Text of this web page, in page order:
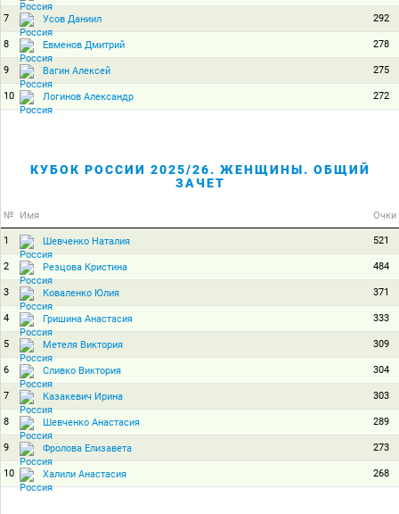
7 Усов Даниил 292
8 Евменов Дмитрий 278
9 Вагин Алексей 275
10 Логинов Александр 272
КУБОК РОССИИ 2025/26. ЖЕНЩИНЫ. ОБЩИЙ
ЗАЧЕТ
№ Имя Очки
1 Шевченко Наталия 521
2 Резцова Кристина 484
3 Коваленко Юлия 371
4 Гришина Анастасия 333
5 Метеля Виктория 309
6 Сливко Виктория 304
7 Казакевич Ирина 303
8 Шевченко Анастасия 289
9 Фролова Елизавета 273
10 Халили Анастасия 268